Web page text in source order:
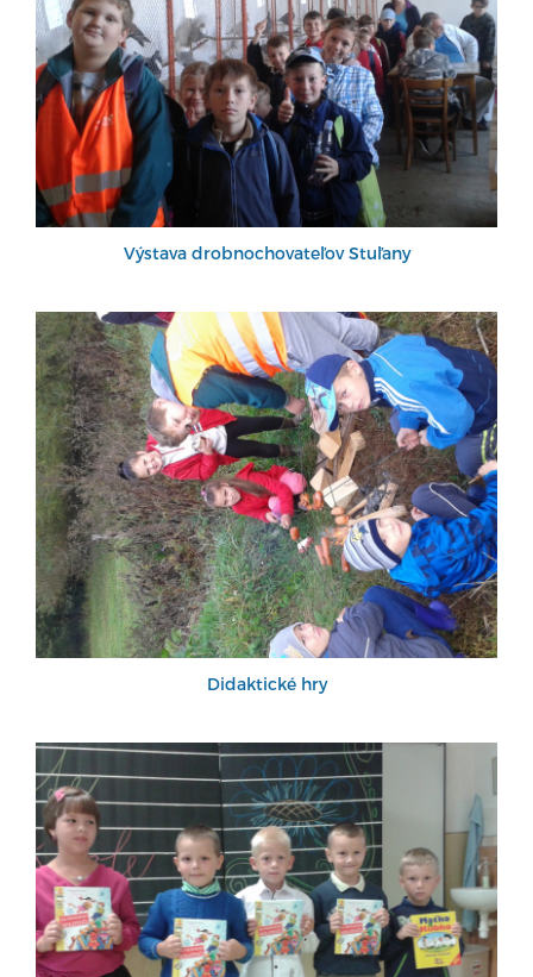
Výstava drobnochovateľov Stuľany
Didaktické hry